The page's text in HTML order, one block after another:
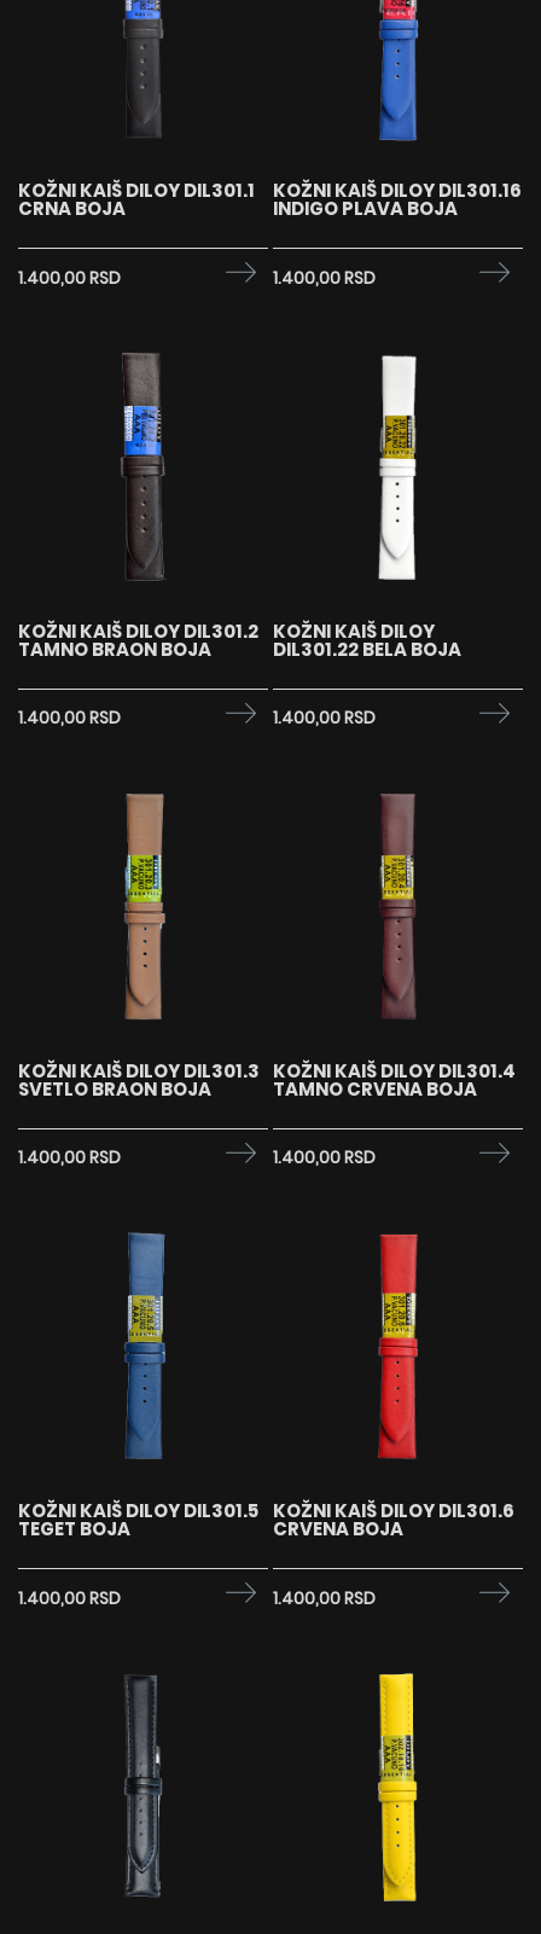
KOŽNI KAIŠ DILOY DIL301.1
CRNA BOJA
1.400,00 RSD
KOŽNI KAIŠ DILOY DIL301.16
INDIGO PLAVA BOJA
1.400,00 RSD
KOŽNI KAIŠ DILOY DIL301.2
TAMNO BRAON BOJA
1.400,00 RSD
KOŽNI KAIŠ DILOY
DIL301.22 BELA BOJA
1.400,00 RSD
KOŽNI KAIŠ DILOY DIL301.3
SVETLO BRAON BOJA
1.400,00 RSD
KOŽNI KAIŠ DILOY DIL301.4
TAMNO CRVENA BOJA
1.400,00 RSD
KOŽNI KAIŠ DILOY DIL301.5
TEGET BOJA
1.400,00 RSD
KOŽNI KAIŠ DILOY DIL301.6
CRVENA BOJA
1.400,00 RSD